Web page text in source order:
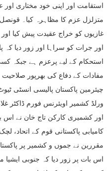
استقامت اور اپنی خود مختاری اور
متزلزل عزم کا مظاہرہ کیا۔
غازیوں کو خراج عقیدت پیش کیا
اور جرات کو سراہا اور زور دیا کہ
استحکام کے لیے پرعزم ہے جبکہ
مفادات کے دفاع کی بھرپور صلاحیت
چیئرمین پاکستان پالیسی انسٹی
ورلڈ کشمیر اویئرنس فورم ڈاکٹر
اور کشمیری کارکن تاج خان نے اس
کامیابی پاکستانی قوم کے اتحاد،
مقررین نے جموں و کشمیر پر
اس بات پر زور دیا کہ جنوبی ایشیا